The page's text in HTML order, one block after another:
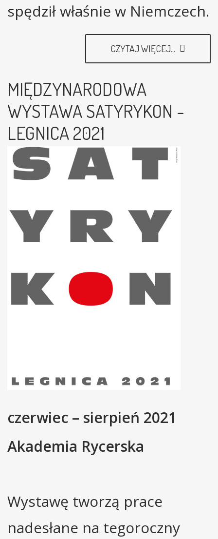
spędził właśnie w Niemczech.
CZYTAJ WIĘCEJ...
MIĘDZYNARODOWA
WYSTAWA SATYRYKON -
LEGNICA 2021
czerwiec – sierpień 2021
Akademia Rycerska
Wystawę tworzą prace
nadesłane na tegoroczny